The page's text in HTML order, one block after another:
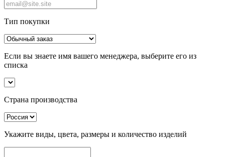
Тип покупки
Если вы знаете имя вашего менеджера, выберите его из
списка
Страна производства
Укажите виды, цвета, размеры и количество изделий